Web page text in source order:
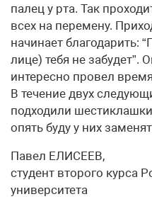
палец у рта. Так
всех на перемену.
начинает благодарить:
лице) тебя не забудет”.
интересно провел
В течение двух
подходили
опять буду у них
Павел ЕЛИСЕЕВ,
студент второго курса
университета